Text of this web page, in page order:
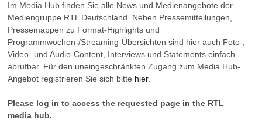
Im Media Hub finden Sie alle News und Medienangebote der
Mediengruppe RTL Deutschland. Neben Pressemitteilungen,
Pressemappen zu Format-Highlights und
Programmwochen-/Streaming-Übersichten sind hier auch Foto-,
Video- und Audio-Content, Interviews und Statements einfach
abrufbar. Für den uneingeschränkten Zugang zum Media Hub-
Angebot registrieren Sie sich bitte hier.
Please log in to access the requested page in the RTL
media hub.